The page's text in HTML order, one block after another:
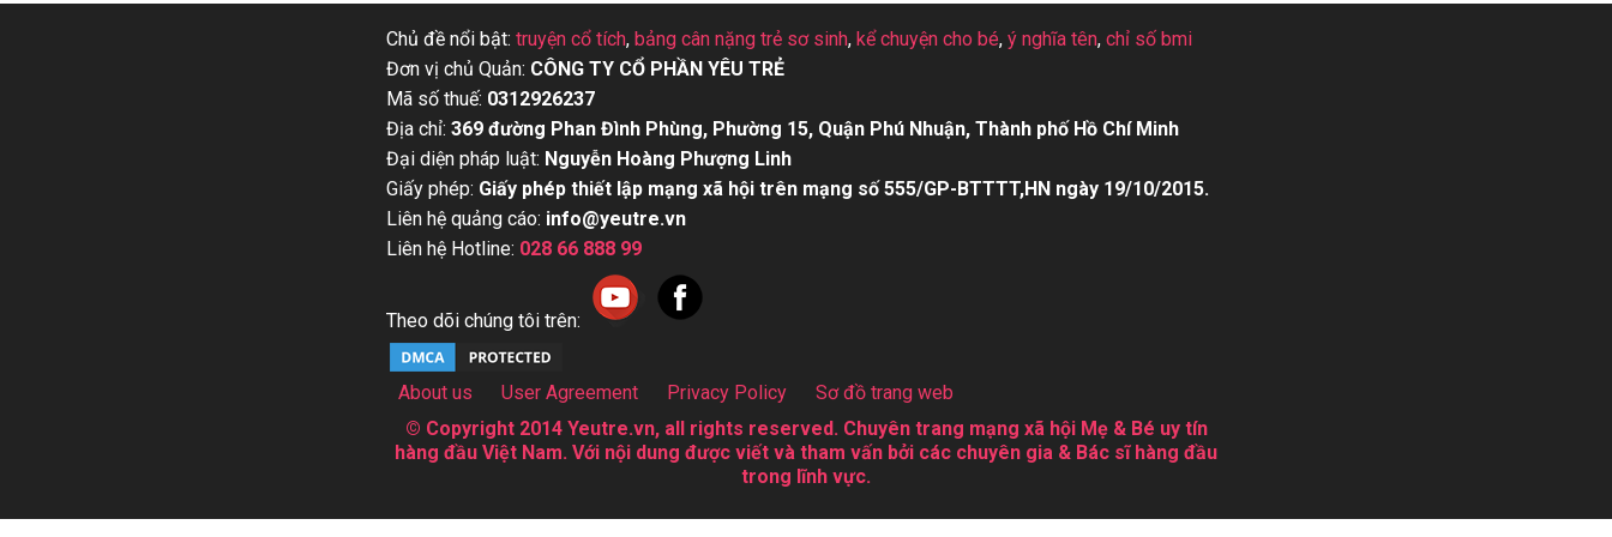
Chủ đề nổi bật: truyện cổ tích, bảng cân nặng trẻ sơ sinh, kể chuyện cho bé, ý nghĩa tên, chỉ số bmi
Đơn vị chủ Quản: CÔNG TY CỔ PHẦN YÊU TRẺ
Mã số thuế: 0312926237
Địa chỉ: 369 đường Phan Đình Phùng, Phường 15, Quận Phú Nhuận, Thành phố Hồ Chí Minh
Đại diện pháp luật: Nguyễn Hoàng Phượng Linh
Giấy phép: Giấy phép thiết lập mạng xã hội trên mạng số 555/GP-BTTTT,HN ngày 19/10/2015.
Liên hệ quảng cáo: info@yeutre.vn
Liên hệ Hotline: 028 66 888 99
Theo dõi chúng tôi trên:
About us User Agreement Privacy Policy
Sơ đồ trang web
© Copyright 2014 Yeutre.vn, all rights reserved. Chuyên trang mạng xã hội Mẹ & Bé uy tín
hàng đầu Việt Nam. Với nội dung được viết và tham vấn bởi các chuyên gia & Bác sĩ hàng đầu
trong lĩnh vực.